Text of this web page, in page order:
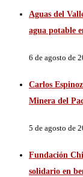
Aguas del
agua potable
6 de agosto de
Carlos
Minera del
5 de agosto de
Fundación
solidario en